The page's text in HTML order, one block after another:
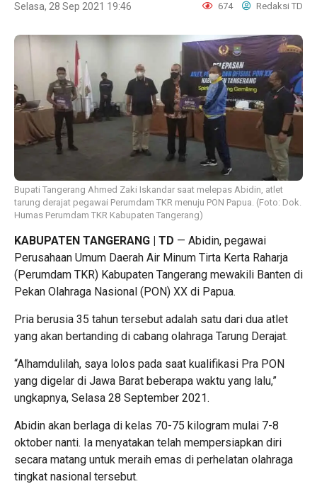
Selasa, 28 Sep 2021 19:46 674 Redaksi TD
Bupati Tangerang Ahmed Zaki Iskandar saat melepas Abidin, atlet
tarung derajat pegawai Perumdam TKR menuju PON Papua. (Foto: Dok.
Humas Perumdam TKR Kabupaten Tangerang)
KABUPATEN TANGERANG | TD — Abidin, pegawai
Perusahaan Umum Daerah Air Minum Tirta Kerta Raharja
(Perumdam TKR) Kabupaten Tangerang mewakili Banten di
Pekan Olahraga Nasional (PON) XX di Papua.
Pria berusia 35 tahun tersebut adalah satu dari dua atlet
yang akan bertanding di cabang olahraga Tarung Derajat.
“Alhamdulilah, saya lolos pada saat kualifikasi Pra PON
yang digelar di Jawa Barat beberapa waktu yang lalu,”
ungkapnya, Selasa 28 September 2021.
Abidin akan berlaga di kelas 70-75 kilogram mulai 7-8
oktober nanti. Ia menyatakan telah mempersiapkan diri
secara matang untuk meraih emas di perhelatan olahraga
tingkat nasional tersebut.